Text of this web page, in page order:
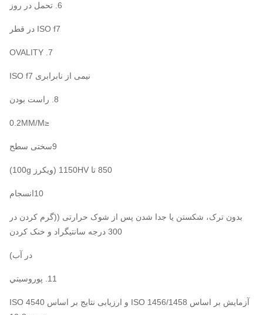
6. تحمل در روز
ISO f7 در قطر
7. OVALITY
نیمی از نابرابری ISO f7
8. راست بودن
≤0.2MM/M
9سختی سطح
850 تا 1150HV (ویکرز 100g)
10انسجام
بدون ترک، شکستن یا جدا شدن پس از شوک حرارتی ((گرم کردن در
300 درجه سانتیگراد و خنک کردن
در آب)
11. پوروسيتي
آزمایش بر اساس ISO 1456/1458 و ارزیابی نتایج بر اساس ISO 4540